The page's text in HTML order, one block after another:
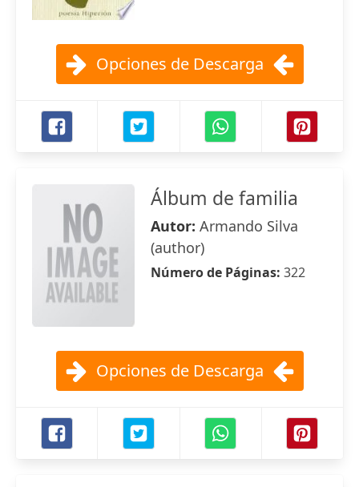
Opciones de Descarga
Álbum de familia
Autor: Armando Silva
(author)
Número de Páginas: 322
Opciones de Descarga